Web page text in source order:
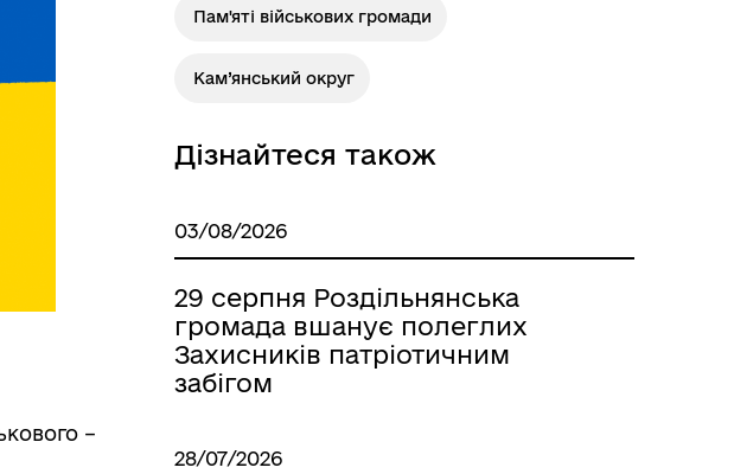
та їхнім родинам
–
Пам'яті військових громади
Кам’янський округ
Дізнайтеся також
03/08/2026
29 серпня Роздільнянська
громада вшанує полеглих
Захисників патріотичним
забігом
28/07/2026